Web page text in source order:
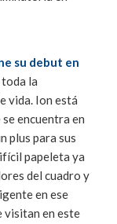
su debut en
la
vida. Ion está
encuentra en
plus para sus
papeleta ya
del cuadro y
en ese
visitan en este